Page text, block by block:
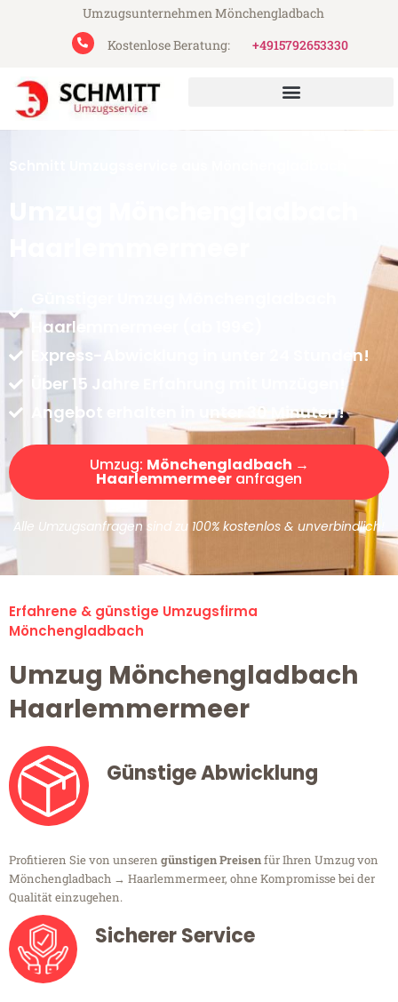
Umzugsunternehmen Mönchengladbach
Kostenlose Beratung:
+4915792653330
Schmitt Umzugsservice aus Mönchengladbach
Haarlemmermeer (ab 199€)
Express-Abwicklung in unter 24 Stunden!
Über 15 Jahre Erfahrung mit Umzügen!
Angebot erhalten in unter 30 Minuten!
Umzug: Mönchengladbach →
Haarlemmermeer anfragen
Alle Umzugsanfragen sind zu 100% kostenlos & unverbindlich!
Erfahrene & günstige Umzugsfirma
Mönchengladbach
Umzug Mönchengladbach
Haarlemmermeer
Günstige Abwicklung
Profitieren Sie von unseren günstigen Preisenfür Ihren Umzug von
Mönchengladbach → Haarlemmermeer, ohne Kompromisse bei der
Qualität einzugehen.
Sicherer Service